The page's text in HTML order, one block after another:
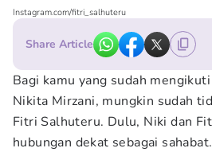
Instagram.com/fitri_salhuteru
Share Article
Bagi kamu yang sudah
Nikita Mirzani, mungkin sudah
Fitri Salhuteru. Dulu, Niki dan
hubungan dekat sebagai sahabat.